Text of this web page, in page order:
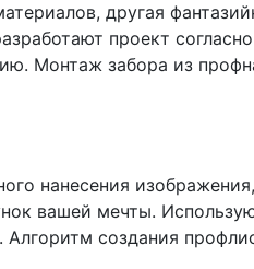
другая
проект
Монтаж забора из
нанесения
вашей мечты.
создания